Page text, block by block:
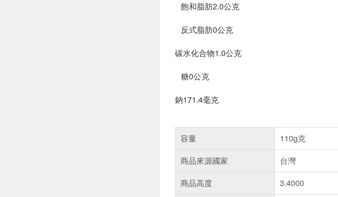
飽和脂肪2.0公克
反式脂肪0公克
碳水化合物1.0公克
糖0公克
鈉171.4毫克
容量
110g克
商品來源國家
台灣
商品高度
3.4000